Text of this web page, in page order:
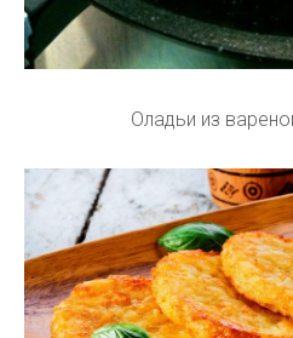
Оладьи из